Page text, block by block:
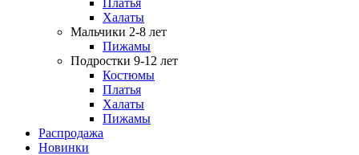
Платья
Халаты
Мальчики 2-8 лет
Пижамы
Подростки 9-12 лет
Костюмы
Платья
Халаты
Пижамы
Распродажа
Новинки